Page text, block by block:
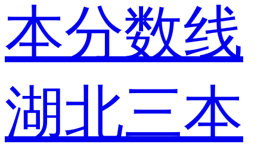
本分数线
湖北三本